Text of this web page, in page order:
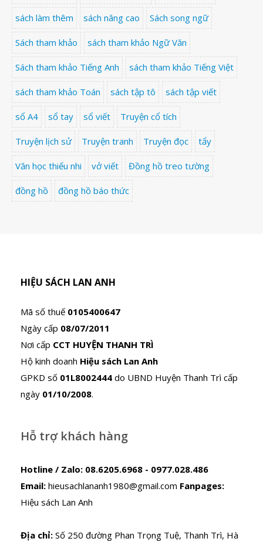
sách làm thêm sách nâng cao Sách song ngữ
Sách tham khảo sách tham khảo Ngữ Văn
Sách tham khảo Tiếng Anh sách tham khảo Tiếng Việt
sách tham khảo Toán sách tập tô sách tập viết
sổ A4 sổ tay sổ viết Truyện cổ tích
Truyện lịch sử Truyện tranh Truyện đọc tẩy
Văn học thiếu nhi vở viết Đồng hồ treo tường
đồng hồ đồng hồ báo thức
HIỆU SÁCH LAN ANH
Mã số thuế 0105400647
Ngày cấp 08/07/2011
Nơi cấp CCT HUYỆN THANH TRÌ
Hộ kinh doanh Hiệu sách Lan Anh
GPKD số 01L8002444 do UBND Huyện Thanh Trì cấp
ngày 01/10/2008.
Hỗ trợ khách hàng
Hotline / Zalo: 08.6205.6968 - 0977.028.486
Email: hieusachlananh1980@gmail.com Fanpages:
Hiệu sách Lan Anh
Địa chỉ: Số 250 đường Phan Trọng Tuệ, Thanh Trì, Hà